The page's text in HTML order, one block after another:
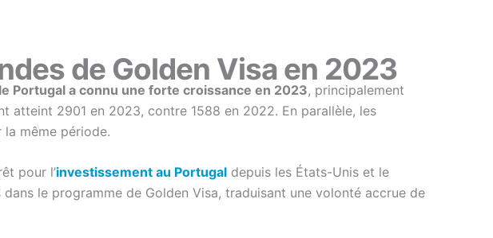
de Golden Visa en 2023
Portugal a connu une forte croissance en 2023, principalement
atteint 2901 en 2023, contre 1588 en 2022. En parallèle, les
la même période.
pour l’investissement au Portugal depuis les États-Unis et le
le programme de Golden Visa, traduisant une volonté accrue de